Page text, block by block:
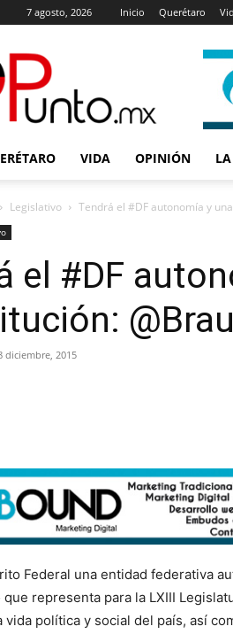
7 agosto, 2026 Inicio Querétaro
punto
VIDA OPINIÓN
Legislativo Tendrá el #DF autonomía y
el #DF
diciembre, 2015
Federal una entidad federativa
representa para la LXIII
vida política y social del país, así